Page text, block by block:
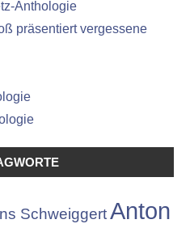
Anthologie
präsentiert vergessene
SchweiggertAnton